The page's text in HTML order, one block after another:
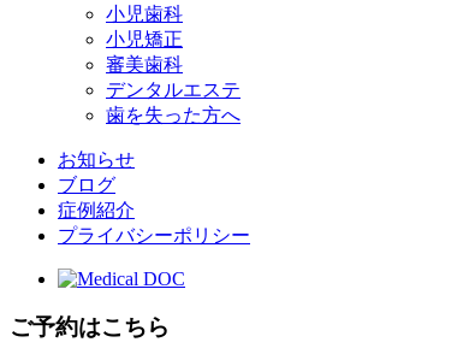
小児歯科
小児矯正
審美歯科
デンタルエステ
歯を失った方へ
お知らせ
ブログ
症例紹介
プライバシーポリシー
ご予約はこちら